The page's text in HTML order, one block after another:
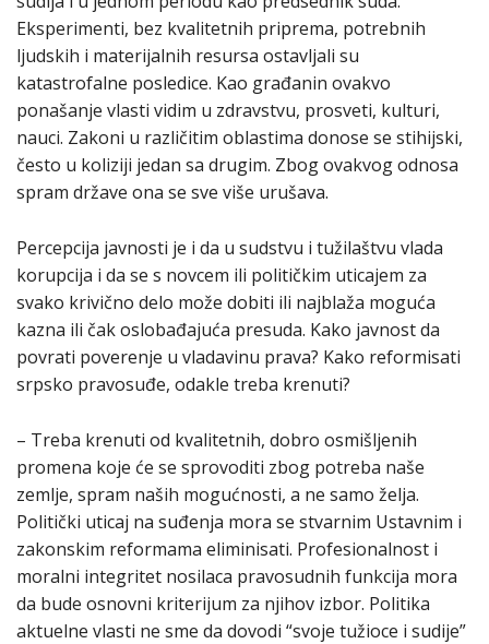
Eksperimenti, bez kvalitetnih priprema, potrebnih
ljudskih i materijalnih resursa ostavljali su
katastrofalne posledice. Kao građanin ovakvo
ponašanje vlasti vidim u zdravstvu, prosveti, kulturi,
nauci. Zakoni u različitim oblastima donose se stihijski,
često u koliziji jedan sa drugim. Zbog ovakvog odnosa
spram države ona se sve više urušava.
Percepcija javnosti je i da u sudstvu i tužilaštvu vlada
korupcija i da se s novcem ili političkim uticajem za
svako krivično delo može dobiti ili najblaža moguća
kazna ili čak oslobađajuća presuda. Kako javnost da
povrati poverenje u vladavinu prava? Kako reformisati
srpsko pravosuđe, odakle treba krenuti?
– Treba krenuti od kvalitetnih, dobro osmišljenih
promena koje će se sprovoditi zbog potreba naše
zemlje, spram naših mogućnosti, a ne samo želja.
Politički uticaj na suđenja mora se stvarnim Ustavnim i
zakonskim reformama eliminisati. Profesionalnost i
moralni integritet nosilaca pravosudnih funkcija mora
da bude osnovni kriterijum za njihov izbor. Politika
aktuelne vlasti ne sme da dovodi “svoje tužioce i sudije”